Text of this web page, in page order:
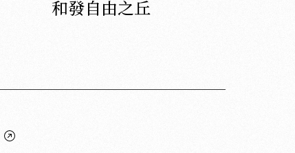
和發自由之丘